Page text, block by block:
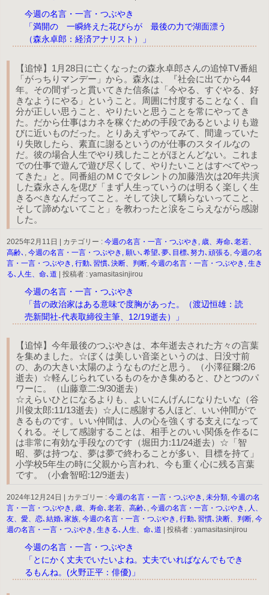
今週の名言・一言・つぶやき
「満開の 一瞬終えた花びらが 最後の力で湖面漂う
（森永卓郎：経済アナリスト）」
【追悼】1月28日に亡くなったの森永卓郎さんの追悼TV番組
「がっちりマンデー」から。森永は、『社会に出てから44
年。その間ずっと貫いてきた信条は「今やる、すぐやる、好
きなようにやる」ということ。周囲に忖度することなく、自
分が正しい思うこと、やりたいと思うことを常にやってき
た。だから仕事はカネを稼ぐための手段であるといよりも遊
びに近いものだった。とりあえずやってみて、間違っていた
り失敗したら、素直に謝るというのが仕事のスタイルなの
だ。彼の場合人生でやり残したことがほとんどない。これま
での仕事で遊んで遊び尽くして、やりたいことはすべてやっ
てきた』と。同番組のＭＣでタレントの加藤浩次は20年共演
した森永さんを偲び「まず人生っていうのは明るく楽しく生
きるべきなんだってこと。そして決して驕らないってこと、
そして諦めないてこと」を教わったと涙をこらえながら感謝
した。
2025年2月11日 | カテゴリー : 今週の名言・一言・つぶやき, 歳、寿命､老若、
高齢､
今週の名言・一言・つぶやき, 願い､希望､夢､目標､努力､頑張る 今週の名
言・一言・つぶやき, 行動､習慣､決断、判断 今週の名言・一言・つぶやき, 生き
る､人生、命､道 | 投稿者 : yamasitasinjirou
今週の名言・一言・つぶやき
「昔の政治家はある意味で度胸があった。（渡辺恒雄：読
売新聞社-代表取締役主筆、12/19逝去）」
【追悼】今年最後のつぶやきは、本年逝去された方々の言葉
を集めました。☆ぼくは美しい音楽というのは、日没寸前
の、あの大きい太陽のようなものだと思う。（小澤征爾:2/6
逝去）☆軽んじられているものをかき集めると、ひとつのパ
ワーに。（山藤章二:9/30逝去）
☆えらいひとになるよりも、よいにんげんになりたいな（谷
川俊太郎:11/13逝去）☆人に感謝する人ほど、いい仲間がで
きるものです。いい仲間は、人の心を強くする支えになって
くれる。そして感謝することは、相手とのいい関係を作るに
は非常に有効な手段なのです（堀田力:11/24逝去）☆「智
昭、夢は持つな、夢は夢で終わることが多い、目標を持て」
小学校5年生の時に父親から言われ、今も重く心に残る言葉
です。（小倉智昭:12/9逝去）
2024年12月24日 カテゴリー : 今週の名言・一言・つぶやき, 未分類, 今週の名
言・一言・つぶやき, 歳、寿命､老若、高齢､ , 今週の名言・一言・つぶやき, 人、
友、愛、恋､結婚､家族, 今週の名言・一言・つぶやき, 行動､習慣､決断、判断, 今
週の名言・一言・つぶやき, 生きる､人生、命､道
投稿者 : yamasitasinjirou
今週の名言・一言・つぶやき
「とにかく丈夫でいたいよね。丈夫でいればなんでもでき
るもんね。(火野正平：俳優)」